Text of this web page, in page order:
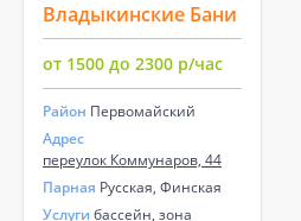
Владыкинские Бани
от 1500 до 2300 р/час
Район Первомайский
Адрес
переулок Коммунаров, 44
Парная Русская, Финская
Услуги бассейн, зона